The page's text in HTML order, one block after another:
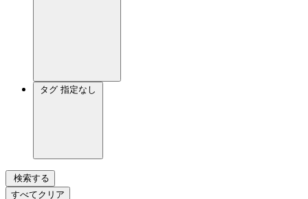
タグ 指定なし
検索する
すべてクリア